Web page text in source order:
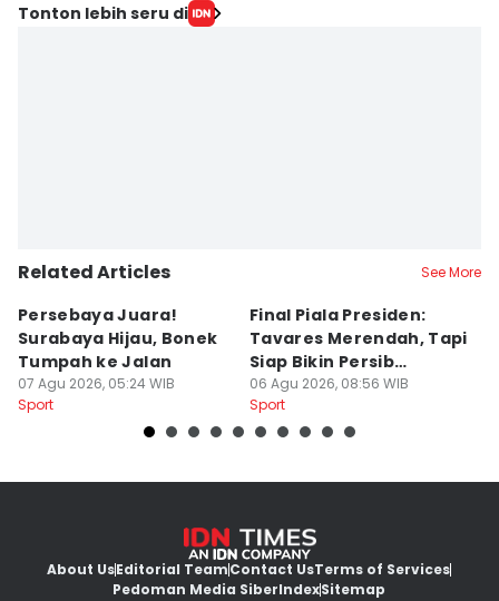
Tonton lebih seru di
Related Articles See More
Persebaya Juara!
Surabaya Hijau, Bonek
Tumpah ke Jalan
07 Agu 2026, 05:24 WIB
Sport
Final Piala Presiden:
Tavares Merendah, Tapi
Siap Bikin Persib
Tumbang
06 Agu 2026, 08:56 WIB
Sport
About UsEditorial TeamContact UsTerms of Services
Pedoman Media SiberIndexSitemap